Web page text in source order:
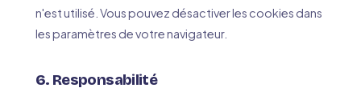
n'est utilisé. Vous pouvez désactiver les cookies dans
les paramètres de votre navigateur.
6. Responsabilité